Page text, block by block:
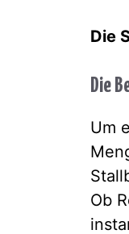
Die
Die
Um
Ob